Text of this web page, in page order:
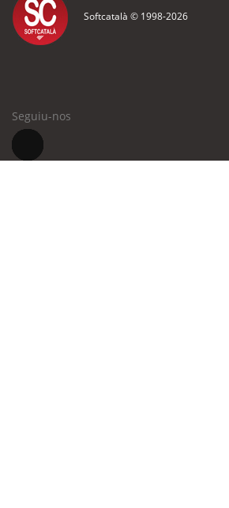
Softcatalà © 1998-2026
Seguiu-nos